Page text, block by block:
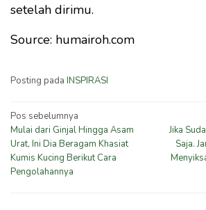
setelah dirimu.
Source: humairoh.com
Posting pada INSPIRASI
Navigasi
pos
Pos sebelumnya
Mulai dari Ginjal Hingga Asam
Urat, Ini Dia Beragam Khasiat
Kumis Kucing Berikut Cara
Pengolahannya
Jika
Saja.